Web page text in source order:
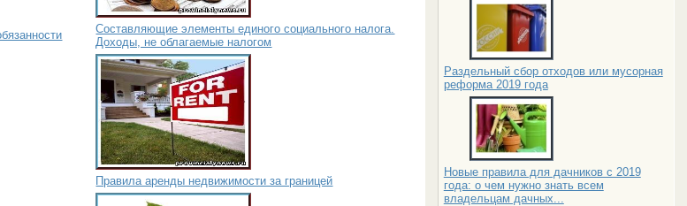
Раздельный сбор отходов или мусорная
реформа 2019 года
Новые правила для дачников с 2019
года: о чем нужно знать всем
владельцам дачных...
Составляющие элементы единого социального налога.
Доходы, не облагаемые налогом
Правила аренды недвижимости за границей